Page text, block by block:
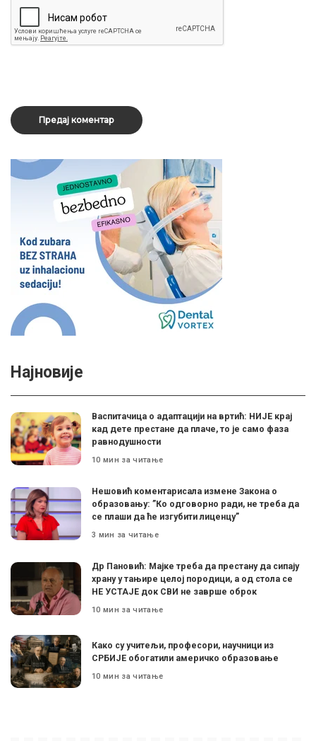
Најновије
Васпитачица о адаптацији на вртић: НИЈЕ крај
кад дете престане да плаче, то је само фаза
равнодушности
10 мин за читање
Нешовић коментарисала измене Закона о
образовању: ”Ко одговорно ради, не треба да
се плаши да ће изгубити лиценцу”
3 мин за читање
Др Пановић: Мајке треба да престану да сипају
храну у тањире целој породици, а од стола се
НЕ УСТАЈЕ док СВИ не заврше оброк
10 мин за читање
Како су учитељи, професори, научници из
СРБИЈЕ обогатили америчко образовање
10 мин за читање